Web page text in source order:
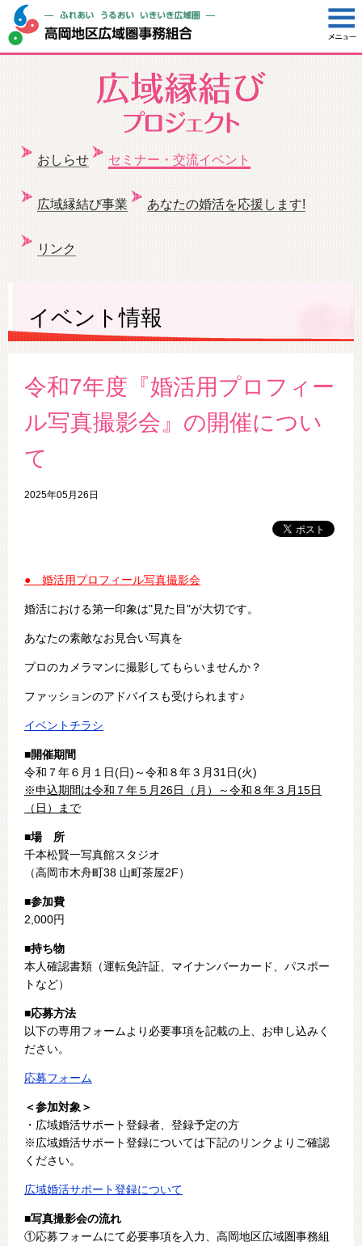
おしらせ セミナー・交流イベント
広域縁結び事業 あなたの婚活を応援します!
リンク
イベント情報
令和7年度『婚活用プロフィー
ル写真撮影会』の開催につい
て
2025年05月26日
● 婚活用プロフィール写真撮影会
婚活における第一印象は"見た目"が大切です。
あなたの素敵なお見合い写真を
プロのカメラマンに撮影してもらいませんか？
ファッションのアドバイスも受けられます♪
イベントチラシ
■開催期間
令和７年６月１日(日)～令和８年３月31日(火)
※申込期間は令和７年５月26日（月）～令和８年３月15日
（日）まで
■場 所
千本松賢一写真館スタジオ
（高岡市木舟町38 山町茶屋2F）
■参加費
2,000円
■持ち物
本人確認書類（運転免許証、マイナンバーカード、パスポー
トなど）
■応募方法
以下の専用フォームより必要事項を記載の上、お申し込みく
ださい。
応募フォーム
＜参加対象＞
・広域婚活サポート登録者、登録予定の方
※広域婚活サポート登録については下記のリンクよりご確認
ください。
広域婚活サポート登録について
■写真撮影会の流れ
①応募フォームにて必要事項を入力、高岡地区広域圏事務組